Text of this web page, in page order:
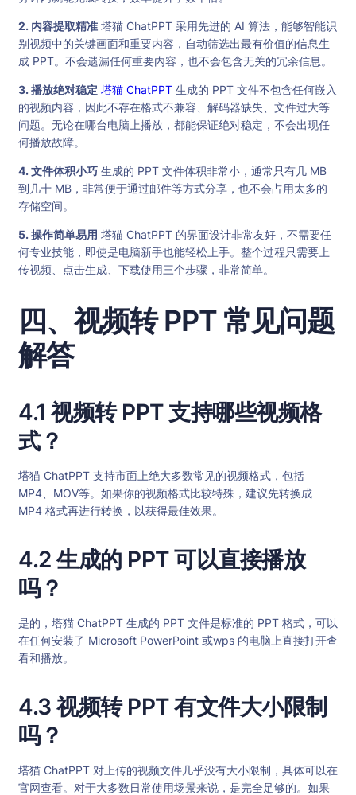
2. 内容提取精准 塔猫 ChatPPT 采用先进的 AI 算法，能够智能识
别视频中的关键画面和重要内容，自动筛选出最有价值的信息生
成 PPT。不会遗漏任何重要内容，也不会包含无关的冗余信息。
3. 播放绝对稳定 塔猫 ChatPPT 生成的 PPT 文件不包含任何嵌入
的视频内容，因此不存在格式不兼容、解码器缺失、文件过大等
问题。无论在哪台电脑上播放，都能保证绝对稳定，不会出现任
何播放故障。
4. 文件体积小巧 生成的 PPT 文件体积非常小，通常只有几 MB
到几十 MB，非常便于通过邮件等方式分享，也不会占用太多的
存储空间。
5. 操作简单易用 塔猫 ChatPPT 的界面设计非常友好，不需要任
何专业技能，即使是电脑新手也能轻松上手。整个过程只需要上
传视频、点击生成、下载使用三个步骤，非常简单。
四、视频转 PPT 常见问题
解答
4.1 视频转 PPT 支持哪些视频格
式？
塔猫 ChatPPT 支持市面上绝大多数常见的视频格式，包括
MP4、MOV等。如果你的视频格式比较特殊，建议先转换成
MP4 格式再进行转换，以获得最佳效果。
4.2 生成的 PPT 可以直接播放
吗？
是的，塔猫 ChatPPT 生成的 PPT 文件是标准的 PPT 格式，可以
在任何安装了 Microsoft PowerPoint 或wps 的电脑上直接打开查
看和播放。
4.3 视频转 PPT 有文件大小限制
吗？
塔猫 ChatPPT 对上传的视频文件几乎没有大小限制，具体可以在
官网查看。对于大多数日常使用场景来说，是完全足够的。如果